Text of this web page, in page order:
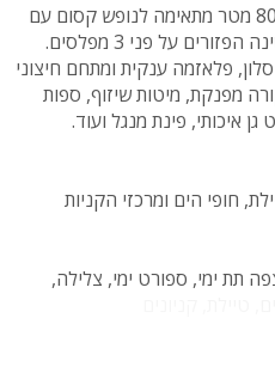
וילה מפוארת המתפרסת על פני 800 מטר מתאימה לנופש קסום עם
פרטיות מושלמת. בוילה: 8 חדרי שינה הפזורים על פני 3 מפלסים.
פלאזמה ענקית ומתחם חיצוני
מפנקת, מיטות שיזוף, ספות
איכותי, פינת מנגל ועוד.
חופי הים ומרכזי הקניות
תת ימי, ספורט ימי, צלילה,